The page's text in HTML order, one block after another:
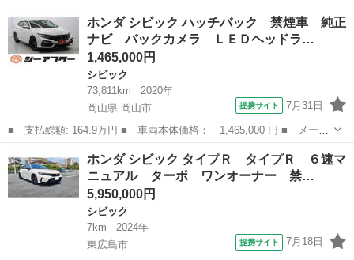
ー名： ホンダ ■ 車種名： シビック ■ グレード名： セダン
純正ナビ ホンダセンシング シートヒーター レーダークルーズ
衝突軽減...
広島市 シビック
ホンダ シビック ハッチバック 禁煙車 純正
ナビ バックカメラ ＬＥＤヘッドラ…
1,465,000円
シビック
73,811km
2020年
岡山県 岡山市
提携サイト 7月31日
■ 支払総額: 164.9万円 ■ 車両本体価格： 1,465,000 円 ■ メーカ
ー名： ホンダ ■ 車種名： シビック ■ グレード名： ハッチバ
ック 禁煙車 純正ナビ バックカメラ ＬＥＤヘッドライト フォ
グランプ...
シビック
ホンダ シビック タイプＲ タイプＲ ６速マ
ニュアル ターボ ワンオーナー 禁…
5,950,000円
シビック
7km
2024年
東広島市
提携サイト 7月18日